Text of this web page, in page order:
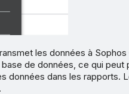
les données à
de données, ce qui
données dans les rapports.